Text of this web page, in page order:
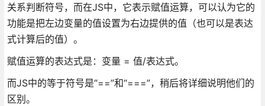
关系判断符号，而在JS中，它表示赋值运算，可以认为它的
功能是把左边变量的值设置为右边提供的值（也可以是表达
式计算后的值）。
赋值运算的表达式是：变量 = 值/表达式。
而JS中的等于符号是“==”和“===”，稍后将详细说明他们的
区别。